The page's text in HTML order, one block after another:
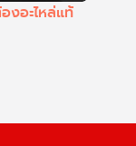
งอะไหล่แท้